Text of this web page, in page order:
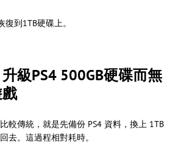
到1TB硬碟上。
級PS4 500GB硬碟而無
較傳統，就是先備份 PS4 資料，換上 1TB
去。這過程相對耗時。